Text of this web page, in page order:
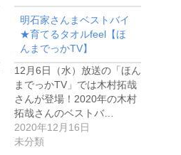
明石家さんまベストバイ
★育てるタオルfeel【ほ
んまでっかTV】
12月6日（水）放送の「ほん
までっかTV」では木村拓哉
さんが登場！2020年の木村
拓哉さんのベストバ…
2020年12月16日
未分類